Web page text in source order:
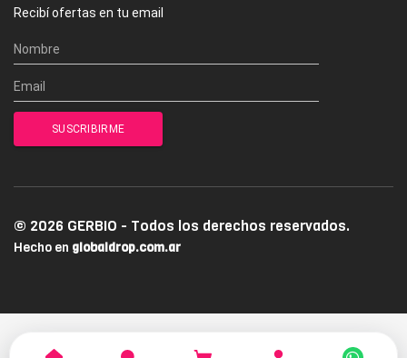
Recibí ofertas en tu email
© 2026 GERBIO - Todos los derechos reservados.
Hecho en globaldrop.com.ar